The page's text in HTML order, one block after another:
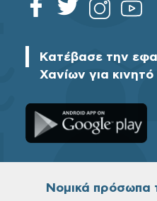
Κατέβασε την
Χανίων για κινητό
Νομικά πρόσωπα